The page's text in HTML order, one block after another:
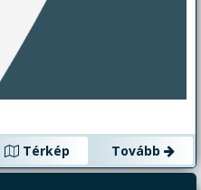
Térkép
Tovább